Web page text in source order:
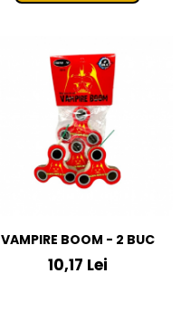
VAMPIRE BOOM - 2 BUC
10,17 Lei